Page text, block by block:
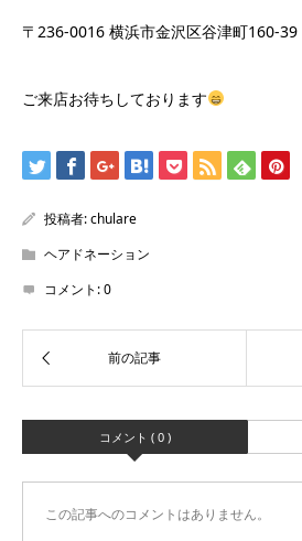
〒236-0016 横浜市金沢区谷津町160-39
ご来店お待ちしております
投稿者:chulare
ヘアドネーション
コメント:0
コメント ( 0 )
この記事へのコメントはありません。